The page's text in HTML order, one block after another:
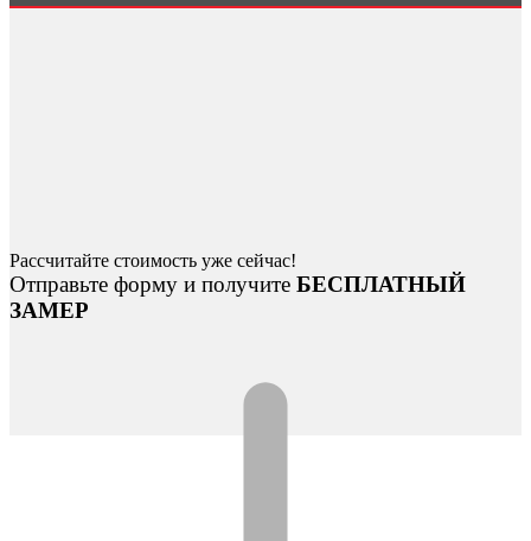
Рассчитайте стоимость уже сейчас!
Отправьте форму и получите БЕСПЛАТНЫЙ
ЗАМЕР